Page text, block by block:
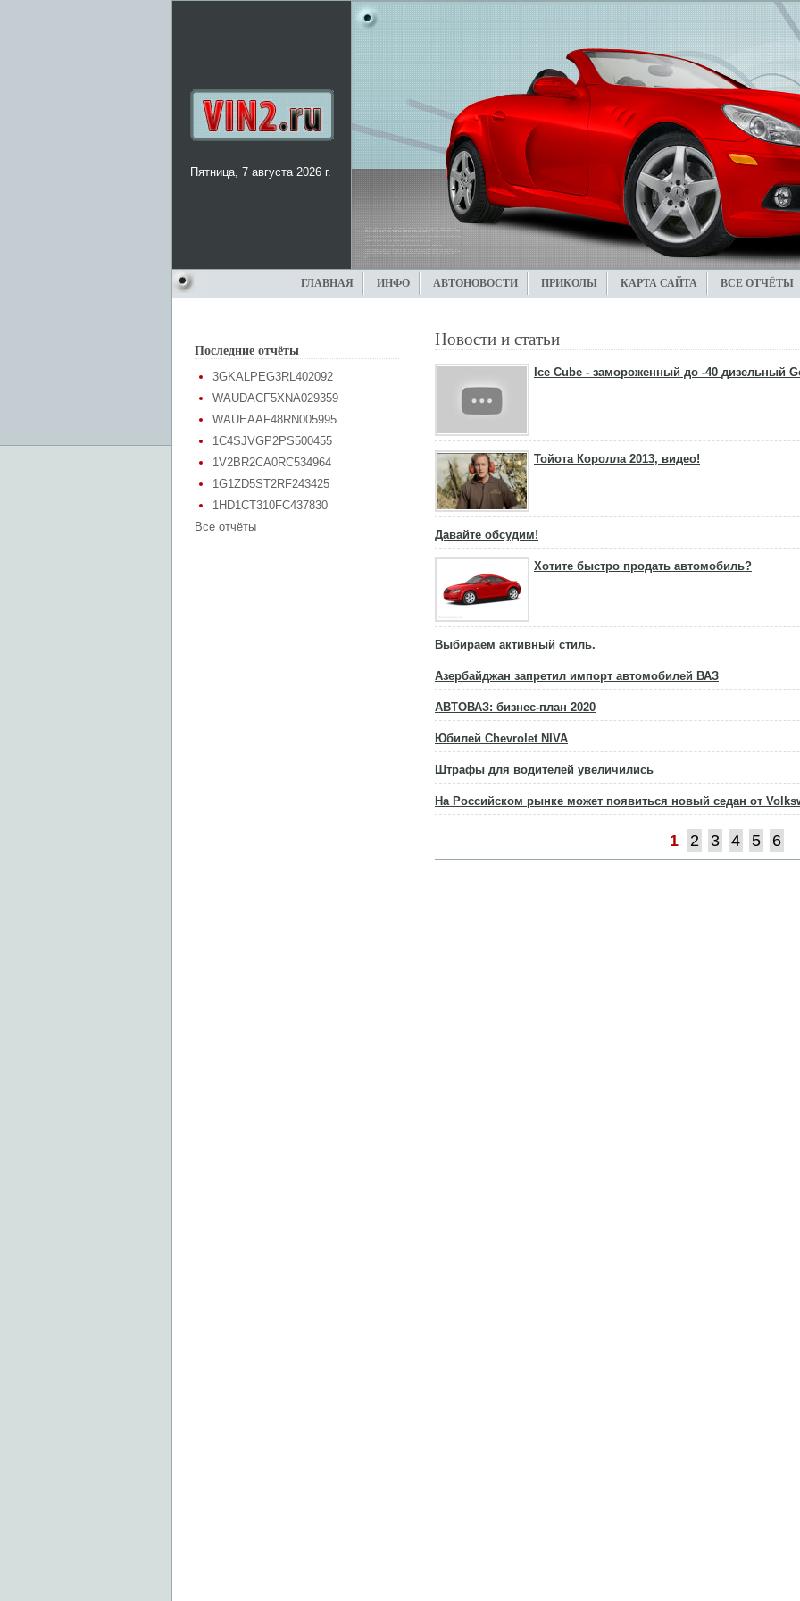
Пятница, 7 августа 2026 г.
ГЛАВНАЯ ИНФО АВТОНОВОСТИ ПРИКОЛЫ КАРТА САЙТА ВСЕ ОТЧЁТЫ
Последние отчёты
3GKALPEG3RL402092
WAUDACF5XNA029359
WAUEAAF48RN005995
1C4SJVGP2PS500455
1V2BR2CA0RC534964
1G1ZD5ST2RF243425
1HD1CT310FC437830
Все отчёты
Новости и статьи
Ice Cube - замороженный до -40 дизельный
Тойота Королла 2013, видео!
Давайте обсудим!
Хотите быстро продать автомобиль?
Выбираем активный стиль.
Азербайджан запретил импорт автомобилей ВАЗ
АВТОВАЗ: бизнес-план 2020
Юбилей Chevrolet NIVA
Штрафы для водителей увеличились
На Российском рынке может появиться новый седан от
1 2 3 4 5 6